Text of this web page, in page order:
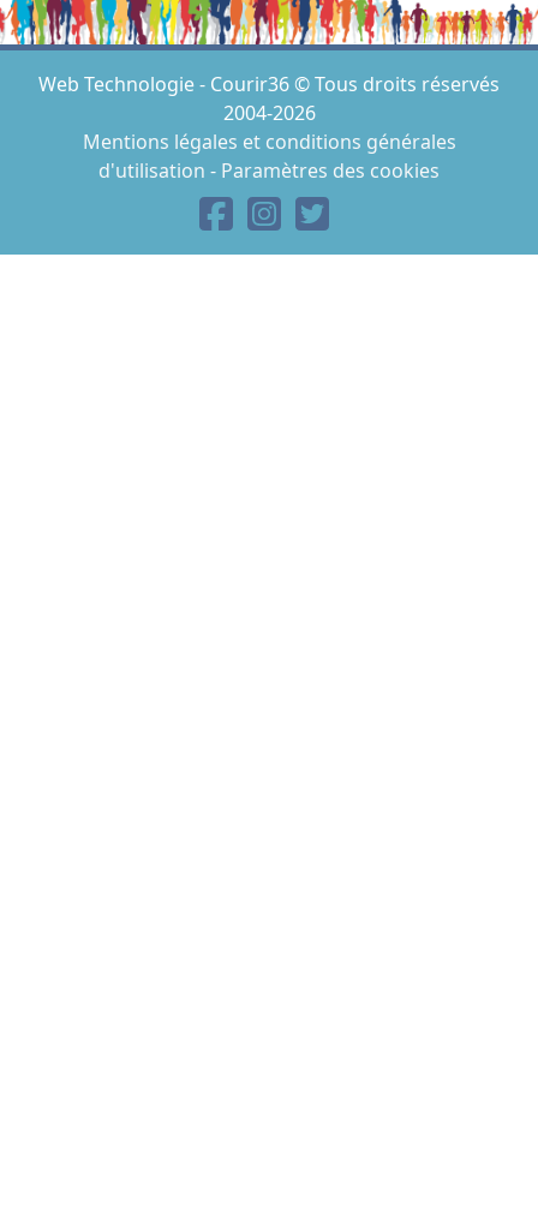
Web Technologie - Courir36 © Tous droits réservés
2004-2026
Mentions légales et conditions générales
d'utilisation - Paramètres des cookies